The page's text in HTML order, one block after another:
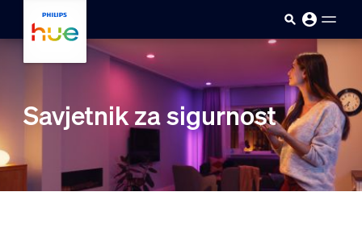
Savjetnik za sigurnost